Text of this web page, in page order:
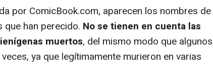
por ComicBook.com, aparecen los nombres de
han perecido. No se tienen en cuenta las
muertos, del mismo modo que algunos
ya que legítimamente murieron en varias